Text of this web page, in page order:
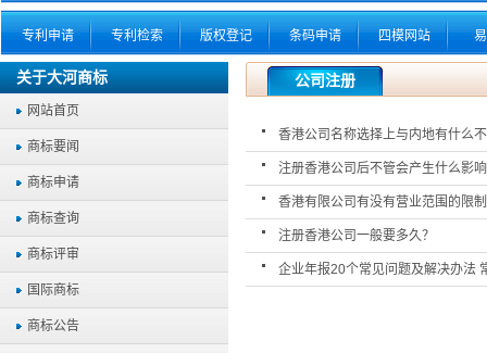
专利申请 专利检索 版权登记 条码申请 四模网站
关于大河商标
网站首页
商标要闻
商标申请
商标查询
商标评审
国际商标
商标公告
公司注册
香港公司名称选择上与内地有什么
注册香港公司后不管会产生什么影
香港有限公司有没有营业范围的限
注册香港公司一般要多久？
企业年报20个常见问题及解决办法